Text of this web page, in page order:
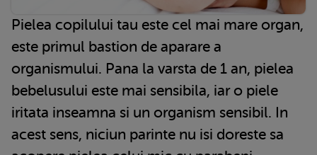
Pielea copilului tau este cel mai mare organ,
este primul bastion de aparare a
organismului. Pana la varsta de 1 an, pielea
bebelusului este mai sensibila, iar o piele
iritata inseamna si un organism sensibil. In
acest sens, niciun parinte nu isi doreste sa